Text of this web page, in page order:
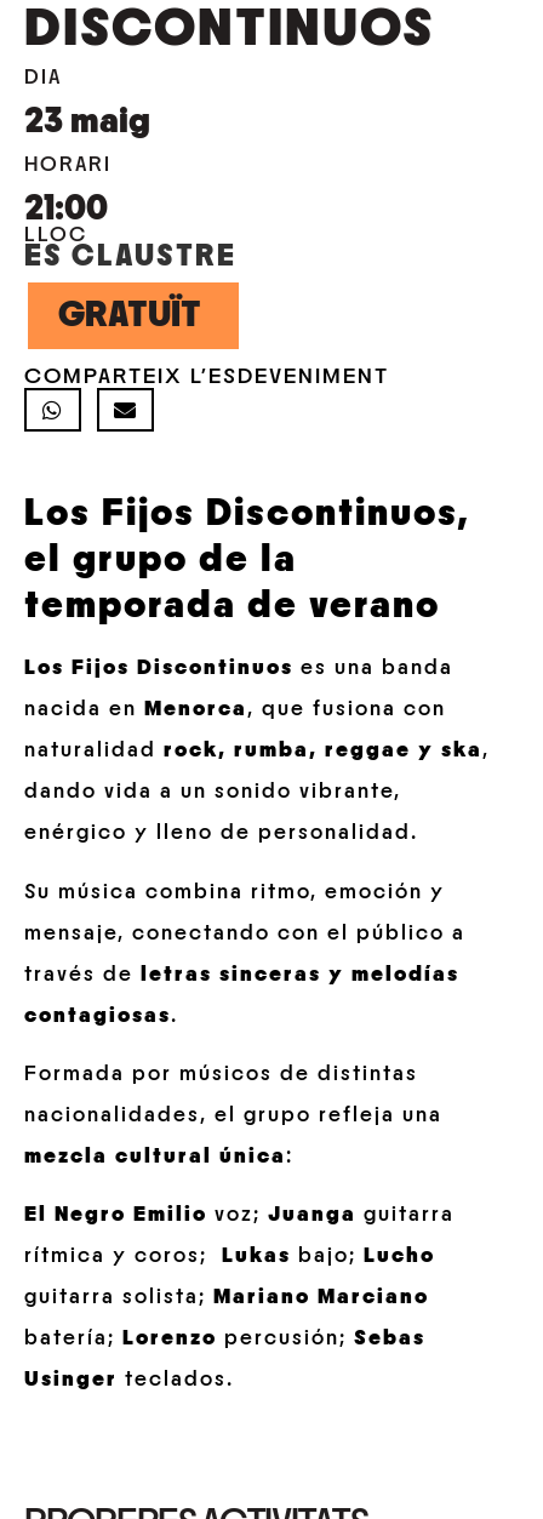
DISCONTINUOS
DIA
23 maig
HORARI
21:00
LLOC
ES CLAUSTRE
GRATUÏT
COMPARTEIX L'ESDEVENIMENT
Los Fijos Discontinuos,
el grupo de la
temporada de verano
Los Fijos Discontinuos es una banda
nacida en
Menorca , que fusiona con
naturalidad rock, rumba, reggae y ska ,
dando vida a un sonido vibrante,
enérgico y lleno de personalidad.
Su música combina ritmo, emoción y
mensaje, conectando con el público a
través de
letras sinceras y melodías
contagiosas.
Formada por músicos de distintas
nacionalidades, el grupo refleja una
mezcla cultural única:
El Negro Emilio voz; Juanga guitarra
rítmica y coros;
Lukas bajo;
Lucho
guitarra solista;
Mariano Marciano
batería;
Lorenzo percusión; Sebas
Usinger teclados.